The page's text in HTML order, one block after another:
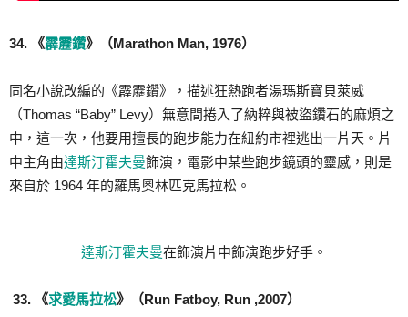
34. 《霹靂鑽》（Marathon Man, 1976）
同名小說改編的《霹靂鑽》，描述狂熱跑者湯瑪斯寶貝萊威
（Thomas “Baby” Levy）無意間捲入了納粹與被盜鑽石的麻煩之
中，這一次，他要用擅長的跑步能力在紐約市裡逃出一片天。片
中主角由達斯汀霍夫曼飾演，電影中某些跑步鏡頭的靈感，則是
來自於 1964 年的羅馬奧林匹克馬拉松。
達斯汀霍夫曼在飾演片中飾演跑步好手。
33. 《求愛馬拉松》（Run Fatboy, Run ,2007）